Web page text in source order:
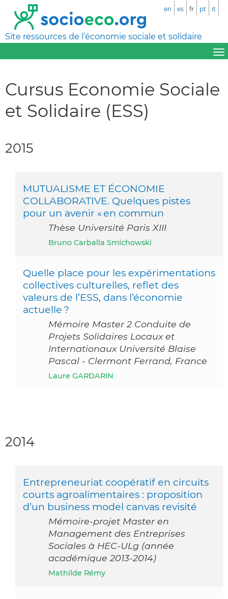
Site ressources de l’économie sociale et solidaire
en es fr pt it
Cursus Economie Sociale
et Solidaire (ESS)
2015
MUTUALISME ET ÉCONOMIE
COLLABORATIVE. Quelques pistes
pour un avenir « en commun
Thèse Université Paris XIII
Bruno Carballa Smichowski
Quelle place pour les expérimentations
collectives culturelles, reflet des
valeurs de l’ESS, dans l’économie
actuelle ?
Mémoire Master 2 Conduite de
Projets Solidaires Locaux et
Internationaux Université Blaise
Pascal - Clermont Ferrand, France
Laure GARDARIN
2014
Entrepreneuriat coopératif en circuits
courts agroalimentaires : proposition
d’un business model canvas revisité
Mémoire-projet Master en
Management des Entreprises
Sociales à HEC-ULg (année
académique 2013-2014)
Mathilde Rémy